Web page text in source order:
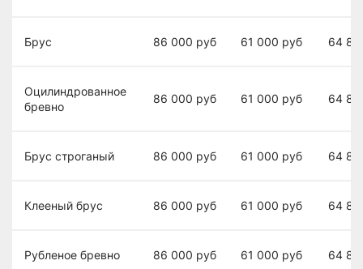
Брус 86 000 руб 61 000 руб 64
Оцилиндрованное
бревно
86 000 руб 61 000 руб 64
Брус строганый 86 000 руб 61 000 руб 64
Клееный брус 86 000 руб 61 000 руб 64
Рубленое бревно 86 000 руб 61 000 руб 64